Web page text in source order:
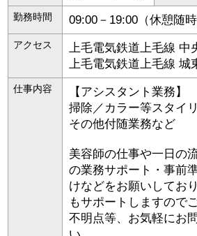
勤務時間 09:00－19:00（休憩随時
アクセス
上毛電気鉄道上毛線 中
上毛電気鉄道上毛線 城
仕事内容
【アシスタント業務】
掃除／カラー等スタイ
その他付随業務など
美容師の仕事や一日の
の業務サポート・事前
けなどをお願いしてお
もサポートしますので
不明点等、お気軽にお